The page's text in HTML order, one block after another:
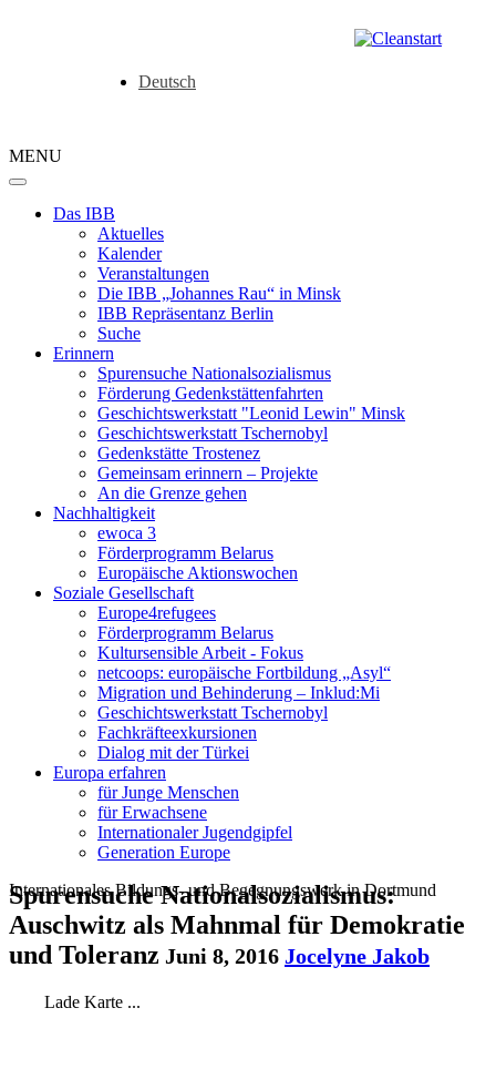
Deutsch
MENU
Das IBB
Aktuelles
Kalender
Veranstaltungen
Die IBB „Johannes Rau“ in Minsk
IBB Repräsentanz Berlin
Suche
Erinnern
Spurensuche Nationalsozialismus
Förderung Gedenkstättenfahrten
Geschichtswerkstatt "Leonid Lewin" Minsk
Geschichtswerkstatt Tschernobyl
Gedenkstätte Trostenez
Gemeinsam erinnern – Projekte
An die Grenze gehen
Nachhaltigkeit
ewoca 3
Förderprogramm Belarus
Europäische Aktionswochen
Soziale Gesellschaft
Europe4refugees
Förderprogramm Belarus
Kultursensible Arbeit - Fokus
netcoops: europäische Fortbildung „Asyl“
Migration und Behinderung – Inklud:Mi
Geschichtswerkstatt Tschernobyl
Fachkräfteexkursionen
Dialog mit der Türkei
Europa erfahren
für Junge Menschen
für Erwachsene
Internationaler Jugendgipfel
Generation Europe
Internationales Bildungs- und Begegnungswerk in Dortmund
Spurensuche Nationalsozialismus:
Auschwitz als Mahnmal für Demokratie
und Toleranz Juni 8, 2016 Jocelyne Jakob
Lade Karte ...